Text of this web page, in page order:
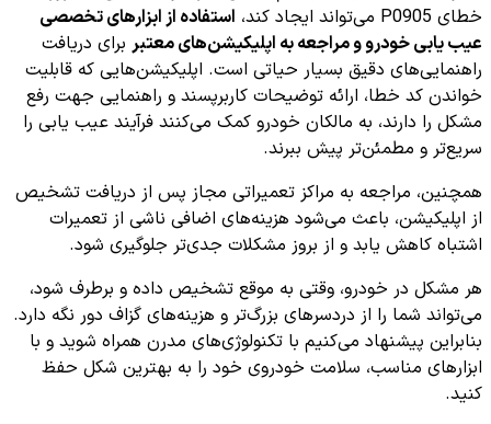
خطای P0905 می‌تواند ایجاد کند،
استفاده از ابزارهای تخصصی
عیب یابی خودرو و مراجعه به اپلیکیشن‌های معتبر برای دریافت
راهنمایی‌های دقیق بسیار حیاتی است. اپلیکیشن‌هایی که قابلیت
خواندن کد خطا، ارائه توضیحات کاربرپسند و راهنمایی جهت رفع
مشکل را دارند، به مالکان خودرو کمک می‌کنند فرآیند عیب یابی را
سریع‌تر و مطمئن‌تر پیش ببرند.
همچنین، مراجعه به مراکز تعمیراتی مجاز پس از دریافت تشخیص
از اپلیکیشن، باعث می‌شود هزینه‌های اضافی ناشی از تعمیرات
اشتباه کاهش یابد و از بروز مشکلات جدی‌تر جلوگیری شود.
هر مشکل در خودرو، وقتی به موقع تشخیص داده و برطرف شود،
می‌تواند شما را از دردسرهای بزرگ‌تر و هزینه‌های گزاف دور نگه دارد.
بنابراین پیشنهاد می‌کنیم با تکنولوژی‌های مدرن همراه شوید و با
ابزارهای مناسب، سلامت خودروی خود را به بهترین شکل حفظ
کنید.